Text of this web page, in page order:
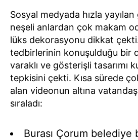
Sosyal medyada hızla
neşeli anlardan çok makam
lüks dekorasyonu dikkat
tedbirlerinin konuşulduğu bir
varaklı ve gösterişli tasarımı
tepkisini çekti. Kısa sürede
alan videonun altına
sıraladı:
Burası Çorum belediye